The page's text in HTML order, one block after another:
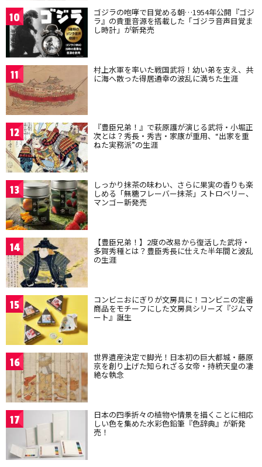
10 ゴジラの咆哮で目覚める朝…1954年公開『ゴジ
ラ』の貴重音源を搭載した「ゴジラ音声目覚ま
し時計」が新発売
11 村上水軍を率いた戦国武将！幼い弟を支え、共
に海へ散った得居通幸の波乱に満ちた生涯
12 『豊臣兄弟！』で萩原護が演じる武将・小堀正
次とは？秀長・秀吉・家康が重用、“出家を重
ねた実務派”の生涯
13 しっかり抹茶の味わい、さらに果実の香りも楽
しめる「無糖フレーバー抹茶」ストロベリー、
マンゴー新発売
14 【豊臣兄弟！】2度の改易から復活した武将・
多賀秀種とは？豊臣秀長に仕えた半年間と波乱
の生涯
15 コンビニおにぎりが文房具に！コンビニの定番
商品をモチーフにした文房具シリーズ『ジムマ
ート』誕生
16 世界遺産決定で脚光！日本初の巨大都城・藤原
京を創り上げた知られざる女帝・持統天皇の凄
絶な執念
17 日本の四季折々の植物や情景を描くことに相応
しい色を集めた水彩色鉛筆『色辞典』が新発
売！